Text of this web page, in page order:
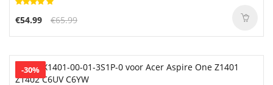
€54.99 €65.99
-30%